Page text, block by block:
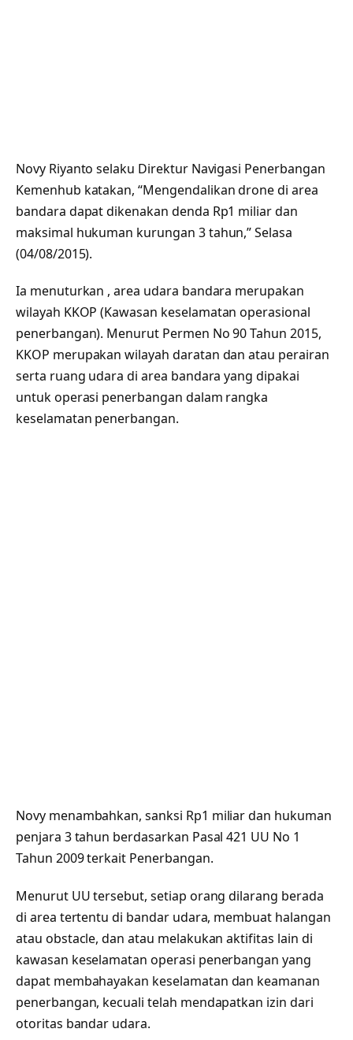
Novy Riyanto selaku Direktur Navigasi Penerbangan
Kemenhub katakan, “Mengendalikan drone di area
bandara dapat dikenakan denda Rp1 miliar dan
maksimal hukuman kurungan 3 tahun,” Selasa
(04/08/2015).
Ia menuturkan , area udara bandara merupakan
wilayah KKOP (Kawasan keselamatan operasional
penerbangan). Menurut Permen No 90 Tahun 2015,
KKOP merupakan wilayah daratan dan atau perairan
serta ruang udara di area bandara yang dipakai
untuk operasi penerbangan dalam rangka
keselamatan penerbangan.
Novy menambahkan, sanksi Rp1 miliar dan hukuman
penjara 3 tahun berdasarkan Pasal 421 UU No 1
Tahun 2009 terkait Penerbangan.
Menurut UU tersebut, setiap orang dilarang berada
di area tertentu di bandar udara, membuat halangan
atau obstacle, dan atau melakukan aktifitas lain di
kawasan keselamatan operasi penerbangan yang
dapat membahayakan keselamatan dan keamanan
penerbangan, kecuali telah mendapatkan izin dari
otoritas bandar udara.